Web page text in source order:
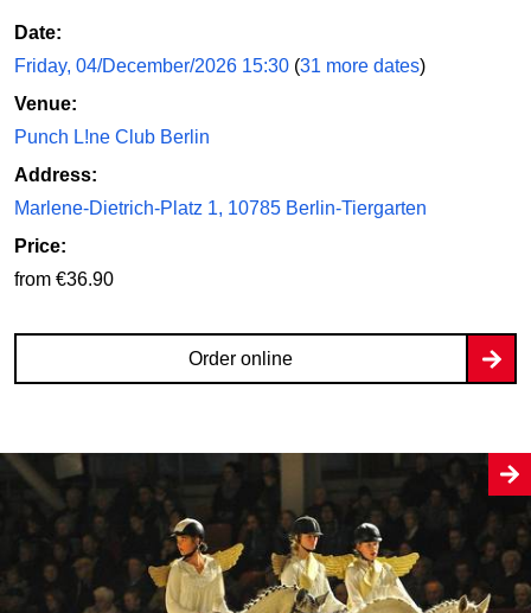
Date:
Friday, 04/December/2026 15:30 (31 more dates)
Venue:
Punch L!ne Club Berlin
Address:
Marlene-Dietrich-Platz 1, 10785 Berlin-Tiergarten
Price:
from €36.90
Order online